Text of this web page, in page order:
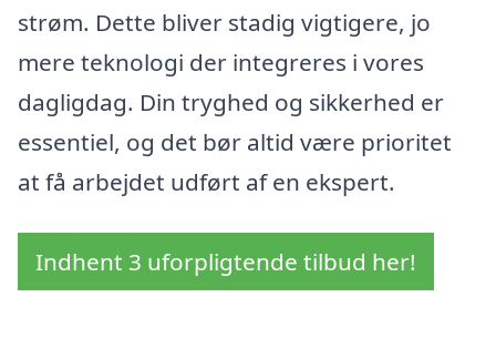
strøm. Dette bliver stadig vigtigere, jo
mere teknologi der integreres i vores
dagligdag. Din tryghed og sikkerhed er
essentiel, og det bør altid være prioritet
at få arbejdet udført af en ekspert.
Indhent 3 uforpligtende tilbud her!